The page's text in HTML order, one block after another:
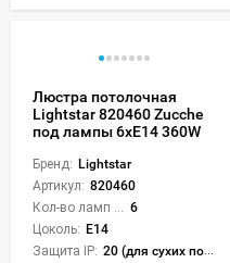
Люстра потолочная
Lightstar 820460 Zucche
под лампы 6xE14 360W
Бренд: Lightstar
Артикул: 820460
6
Цоколь: E14
Защита IP: 20 (для сухих пом.)